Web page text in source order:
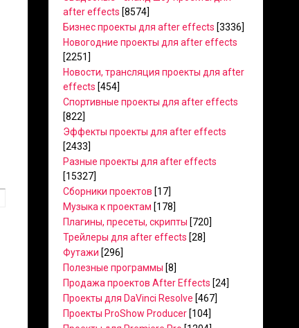
after effects [8574]
Бизнес проекты для after effects [3336]
Новогодние проекты для after effects
[2251]
Новости, трансляция проекты для after
effects [454]
Спортивные проекты для after effects
[822]
Эффекты проекты для after effects
[2433]
Разные проекты для after effects
[15327]
Сборники проектов [17]
Музыка к проектам [178]
Плагины, пресеты, скрипты [720]
Трейлеры для after effects [28]
Футажи [296]
Полезные программы [8]
Продажа проектов After Effects [24]
Проекты для DaVinci Resolve [467]
Проекты ProShow Producer [104]